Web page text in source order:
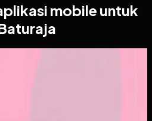
mobile untuk